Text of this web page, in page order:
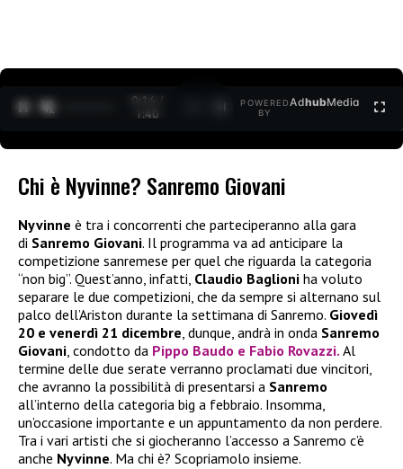
0:15 /
1:40
POWERED
BY
AdhubMedia
Chi è Nyvinne? Sanremo Giovani
Nyvinne è tra i concorrenti che parteciperanno alla gara
di Sanremo Giovani. Il programma va ad anticipare la
competizione sanremese per quel che riguarda la categoria
“non big”. Quest’anno, infatti, Claudio Baglioni ha voluto
separare le due competizioni, che da sempre si alternano sul
palco dell’Ariston durante la settimana di Sanremo. Giovedì
20 e venerdì 21 dicembre, dunque, andrà in onda Sanremo
Giovani, condotto da Pippo Baudo e Fabio Rovazzi. Al
termine delle due serate verranno proclamati due vincitori,
che avranno la possibilità di presentarsi a Sanremo
all’interno della categoria big a febbraio. Insomma,
un’occasione importante e un appuntamento da non perdere.
Tra i vari artisti che si giocheranno l’accesso a Sanremo c’è
anche Nyvinne. Ma chi è? Scopriamolo insieme.